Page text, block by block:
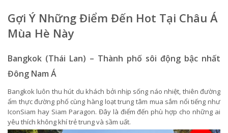
Gợi Ý Những Điểm Đến Hot Tại Châu Á
Mùa Hè Này
Bangkok (Thái Lan) – Thành phố sôi động bậc nhất
Đông Nam Á
Bangkok luôn thu hút du khách bởi nhịp sống náo nhiệt, thiên đường
ẩm thực đường phố cùng hàng loạt trung tâm mua sắm nổi tiếng như
IconSiam hay Siam Paragon. Đây là điểm đến phù hợp cho những ai
yêu thích không khí trẻ trung và sầm uất.